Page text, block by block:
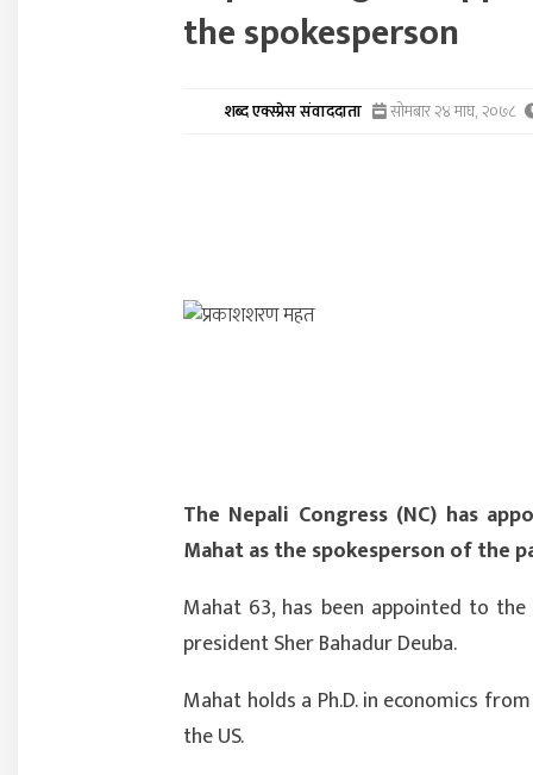
the spokesperson
शब्द एक्स्प्रेस संवाददाता सोमबार २४ माघ, २०७८
The Nepali Congress (NC) has
Mahat as the spokesperson of the
Mahat 63, has been appointed to
president Sher Bahadur Deuba.
Mahat holds a Ph.D. in economics
the US.